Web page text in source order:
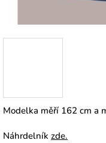
Modelka měří 162 cm a
Náhrdelník zde.